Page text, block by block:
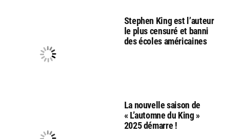
Stephen King est l’auteur
le plus censuré et banni
des écoles américaines
La nouvelle saison de
« L’automne du King »
2025 démarre !